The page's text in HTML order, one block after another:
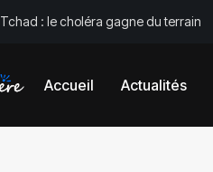
Tchad : le choléra gagne du terrain
Accueil Actualités